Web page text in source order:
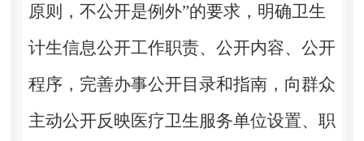
原则，不公开是例外”的要求，明确卫生
计生信息公开工作职责、公开内容、公开
程序，完善办事公开目录和指南，向群众
主动公开反映医疗卫生服务单位设置、职